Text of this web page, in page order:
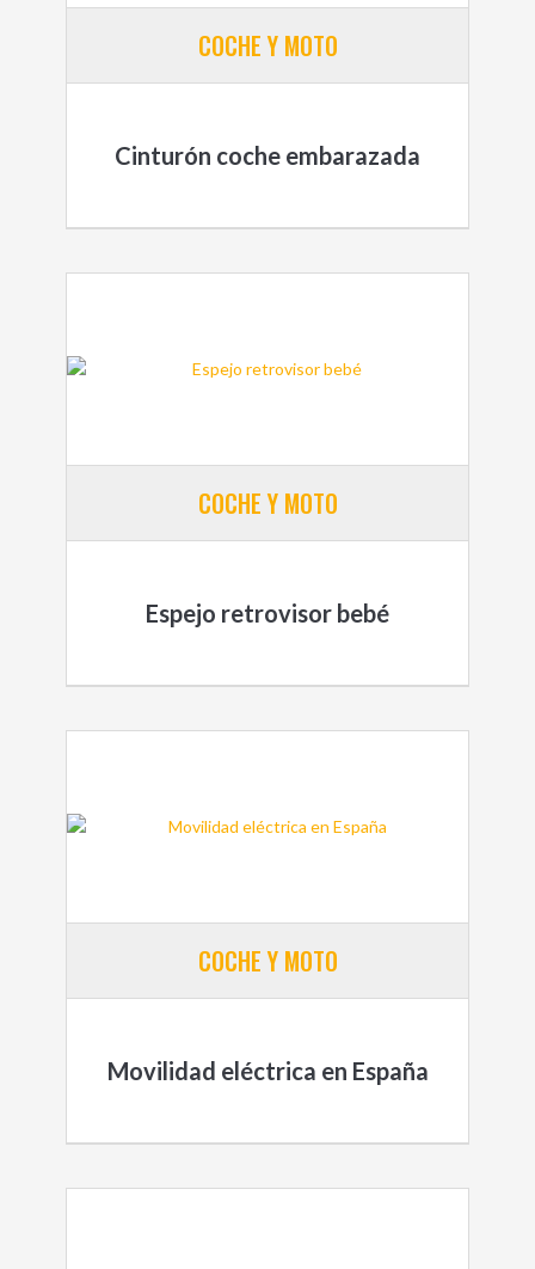
COCHE Y MOTO
Cinturón coche embarazada
COCHE Y MOTO
Espejo retrovisor bebé
COCHE Y MOTO
Movilidad eléctrica en España